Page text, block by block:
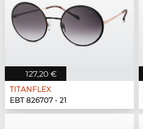
127,20 €
TITANFLEX
EBT 826707 - 21